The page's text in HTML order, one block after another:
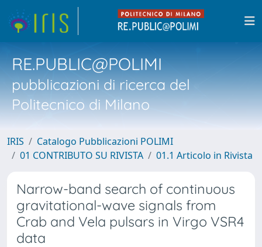
RE.PUBLIC@POLIMI
pubblicazioni di ricerca del
Politecnico di Milano
IRIS
Catalogo Pubblicazioni POLIMI
01 CONTRIBUTO SU RIVISTA
01.1 Articolo in Rivista
Narrow-band search of continuous
gravitational-wave signals from
Crab and Vela pulsars in Virgo VSR4
data